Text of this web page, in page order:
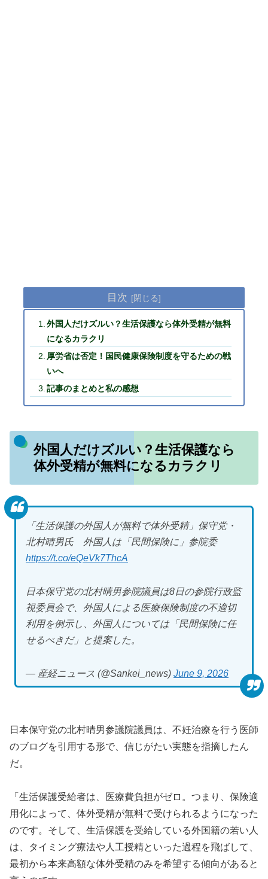
目次
外国人だけズルい？生活保護なら体外受精が無料
になるカラクリ
厚労省は否定！国民健康保険制度を守るための戦
いへ
記事のまとめと私の感想
外国人だけズルい？生活保護なら
体外受精が無料になるカラクリ
「生活保護の外国人が無料で体外受精」保守党・
北村晴男氏 外国人は「民間保険に」参院委
https://t.co/eQeVk7ThcA
日本保守党の北村晴男参院議員は8日の参院行政監
視委員会で、外国人による医療保険制度の不適切
利用を例示し、外国人については「民間保険に任
せるべきだ」と提案した。
— 産経ニュース (@Sankei_news) June 9, 2026
日本保守党の北村晴男参議院議員は、不妊治療を行う医師
のブログを引用する形で、信じがたい実態を指摘したん
だ。
「生活保護受給者は、医療費負担がゼロ。つまり、保険適
用化によって、体外受精が無料で受けられるようになった
のです。そして、生活保護を受給している外国籍の若い人
は、タイミング療法や人工授精といった過程を飛ばして、
最初から本来高額な体外受精のみを希望する傾向があると